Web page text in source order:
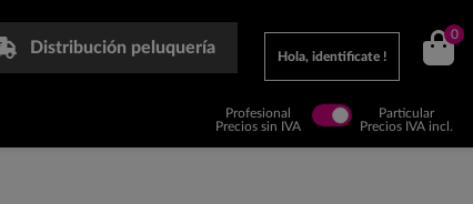
Distribución peluquería
Hola, identificate !
0
Profesional
Precios sin IVA
Particular
Precios IVA incl.